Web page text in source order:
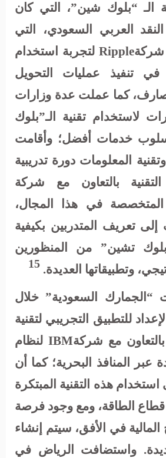
الـ “بلوك شين”، التي كان
العربي السعودي، التي
شركةRipple لتجربة استخدام
في تنفيذ عمليات التحويل
كما عملت عدة وزارات
لاستخدام تقنية الـ”بلوك
خدمات أفضل؛ وأقامت
المعلومات دورة تدريبية
بالتعاون مع شركة
في هذا المجال،
تعريف المتدربين بكيفية
تشين” من المنظورين
وتطبيقاتها العديدة.
15
“الجمارك السعودية” خلال
للتطبيق التجريبي لتقنية
بالتعاون مع شركةIBM لنظام
عبر المنافذ البحرية؛ كما أن
استخدام هذه التقنية المبتكرة
الطاقة، ومع وجود فرصة
المالية في الأفق، سيتم إنشاء
واستضافت الرياض في